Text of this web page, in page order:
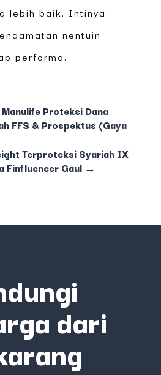
lebih baik. Intinya:
nentuin
performa.
Proteksi Dana
FFS & Prospektus (Gaya
Terproteksi Syariah IX
Finfluencer Gaul→
dari